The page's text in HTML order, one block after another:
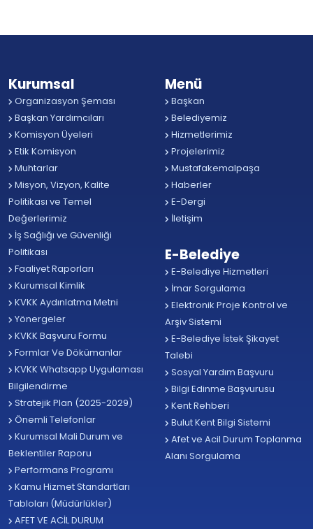
Kurumsal
Organizasyon Şeması
Başkan Yardımcıları
Komisyon Üyeleri
Etik Komisyon
Muhtarlar
Misyon, Vizyon, Kalite
Politikası ve Temel
Değerlerimiz
İş Sağlığı ve Güvenliği
Politikası
Faaliyet Raporları
Kurumsal Kimlik
KVKK Aydınlatma Metni
Yönergeler
KVKK Başvuru Formu
Formlar Ve Dökümanlar
KVKK Whatsapp Uygulaması
Bilgilendirme
Stratejik Plan (2025-2029)
Önemli Telefonlar
Kurumsal Mali Durum ve
Beklentiler Raporu
Performans Programı
Kamu Hizmet Standartları
Tabloları (Müdürlükler)
AFET VE ACİL DURUM
Menü
Başkan
Belediyemiz
Hizmetlerimiz
Projelerimiz
Mustafakemalpaşa
Haberler
E-Dergi
İletişim
E-Belediye
E-Belediye Hizmetleri
İmar Sorgulama
Elektronik Proje Kontrol ve
Arşiv Sistemi
E-Belediye İstek Şikayet
Talebi
Sosyal Yardım Başvuru
Bilgi Edinme Başvurusu
Kent Rehberi
Bulut Kent Bilgi Sistemi
Afet ve Acil Durum Toplanma
Alanı Sorgulama